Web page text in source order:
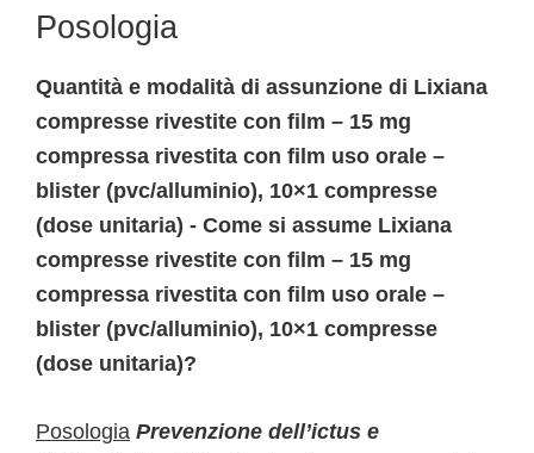
Posologia
Quantità e modalità di assunzione di Lixiana
compresse rivestite con film – 15 mg
compressa rivestita con film uso orale –
blister (pvc/alluminio), 10×1 compresse
(dose unitaria) - Come si assume Lixiana
compresse rivestite con film – 15 mg
compressa rivestita con film uso orale –
blister (pvc/alluminio), 10×1 compresse
(dose unitaria)?
Posologia Prevenzione dell’ictus e